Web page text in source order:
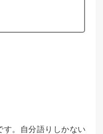
す。自分語りしかない